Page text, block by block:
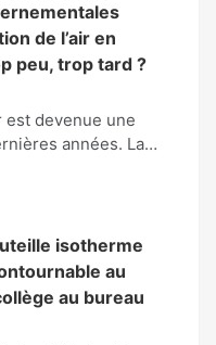
de l’air en
peu, trop tard ?
est devenue une
années. La…
isotherme
au
au bureau